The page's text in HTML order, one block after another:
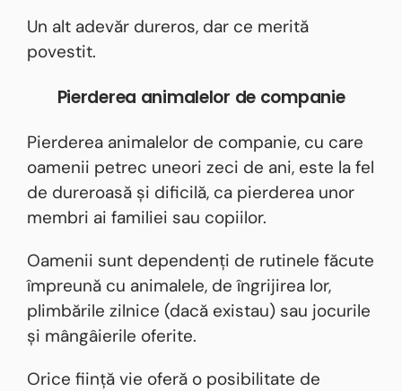
Un alt adevăr dureros, dar ce merită
povestit.
Pierderea animalelor de companie
Pierderea animalelor de companie, cu care
oamenii petrec uneori zeci de ani, este la fel
de dureroasă și dificilă, ca pierderea unor
membri ai familiei sau copiilor.
Oamenii sunt dependenți de rutinele făcute
împreună cu animalele, de îngrijirea lor,
plimbările zilnice (dacă existau) sau jocurile
și mângâierile oferite.
Orice ființă vie oferă o posibilitate de